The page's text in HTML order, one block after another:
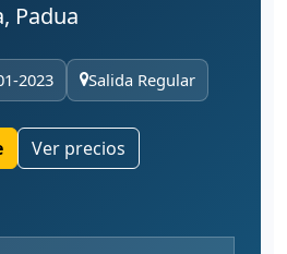
Padua
2023 Salida Regular
Ver precios